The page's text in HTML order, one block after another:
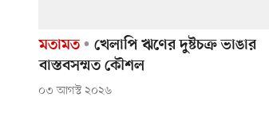
মতামত
খেলাপি ঋণের দুষ্টচক্র ভাঙার
বাস্তবসম্মত কৌশল
০৩ আগস্ট ২০২৬